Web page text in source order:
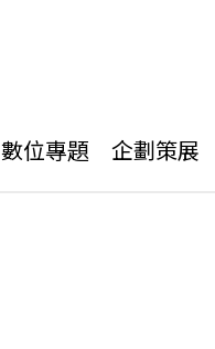
數位專題 企劃策展